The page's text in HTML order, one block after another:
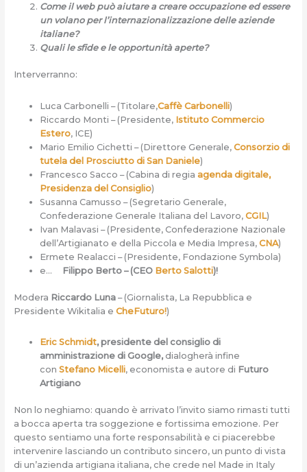
Come il web può aiutare a creare occupazione ed essere
un volano per l’internazionalizzazione delle aziende
italiane?
Quali le sfide e le opportunità aperte?
Interverranno:
Luca Carbonelli – (Titolare,Caffè Carbonelli)
Riccardo Monti – (Presidente, Istituto Commercio
Estero, ICE)
Mario Emilio Cichetti – (Direttore Generale, Consorzio di
tutela del Prosciutto di San Daniele)
Francesco Sacco – (Cabina di regia agenda digitale,
Presidenza del Consiglio)
Susanna Camusso – (Segretario Generale,
Confederazione Generale Italiana del Lavoro, CGIL)
Ivan Malavasi – (Presidente, Confederazione Nazionale
dell’Artigianato e della Piccola e Media Impresa, CNA)
Ermete Realacci – (Presidente, Fondazione Symbola)
e… Filippo Berto – (CEO Berto Salotti)!
Modera Riccardo Luna – (Giornalista, La Repubblica e
Presidente Wikitalia e CheFuturo!)
Eric Schmidt, presidente del consiglio di
amministrazione di Google, dialogherà infine
con Stefano Micelli, economista e autore di Futuro
Artigiano
Non lo neghiamo: quando è arrivato l’invito siamo rimasti tutti
a bocca aperta tra soggezione e fortissima emozione. Per
questo sentiamo una forte responsabilità e ci piacerebbe
intervenire lasciando un contributo sincero, un punto di vista
di un’azienda artigiana italiana, che crede nel Made in Italy